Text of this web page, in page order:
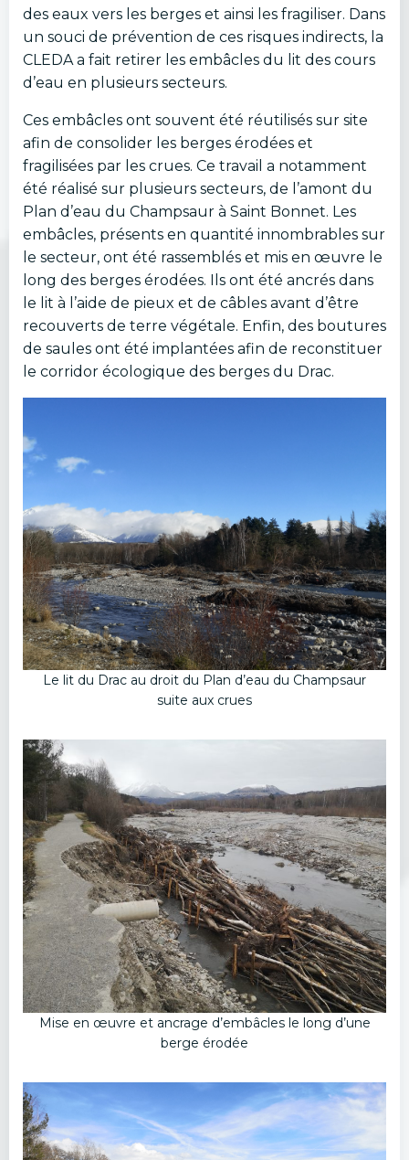
des eaux vers les berges et ainsi les fragiliser. Dans
un souci de prévention de ces risques indirects, la
CLEDA a fait retirer les embâcles du lit des cours
d’eau en plusieurs secteurs.
Ces embâcles ont souvent été réutilisés sur site
afin de consolider les berges érodées et
fragilisées par les crues. Ce travail a notamment
été réalisé sur plusieurs secteurs, de l’amont du
Plan d’eau du Champsaur à Saint Bonnet. Les
embâcles, présents en quantité innombrables sur
le secteur, ont été rassemblés et mis en œuvre le
long des berges érodées. Ils ont été ancrés dans
le lit à l’aide de pieux et de câbles avant d’être
recouverts de terre végétale. Enfin, des boutures
de saules ont été implantées afin de reconstituer
le corridor écologique des berges du Drac.
Le lit du Drac au droit du Plan d’eau du Champsaur
suite aux crues
Mise en œuvre et ancrage d’embâcles le long d’une
berge érodée